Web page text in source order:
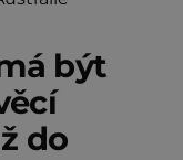
být
do